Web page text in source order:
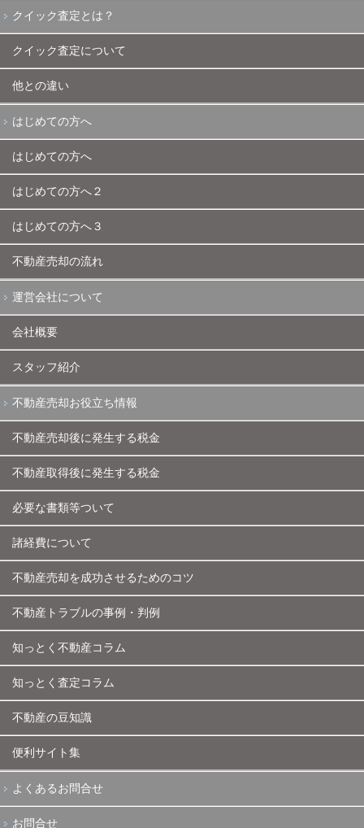
クイック査定とは？
クイック査定について
他との違い
はじめての方へ
はじめての方へ
はじめての方へ２
はじめての方へ３
不動産売却の流れ
運営会社について
会社概要
スタッフ紹介
不動産売却お役立ち情報
不動産売却後に発生する税金
不動産取得後に発生する税金
必要な書類等ついて
諸経費について
不動産売却を成功させるためのコツ
不動産トラブルの事例・判例
知っとく不動産コラム
知っとく査定コラム
不動産の豆知識
便利サイト集
よくあるお問合せ
お問合せ